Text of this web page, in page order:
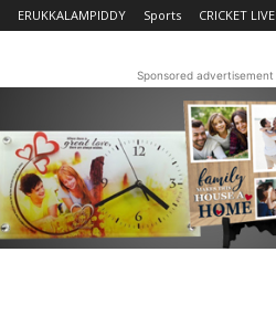
ERUKKALAMPIDDY Sports CRICKET LIVE
Sponsored advertisement